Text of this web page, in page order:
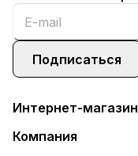
Подписаться
Интернет-магазин
Компания